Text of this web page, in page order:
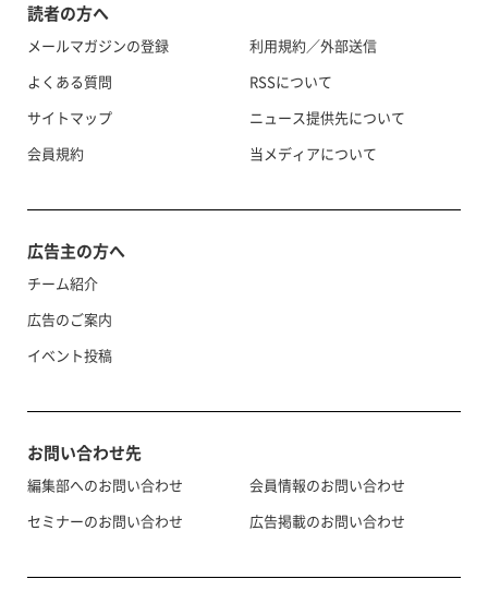
読者の方へ
メールマガジンの登録
よくある質問
サイトマップ
会員規約
利用規約／外部送信
RSSについて
ニュース提供先について
当メディアについて
広告主の方へ
チーム紹介
広告のご案内
イベント投稿
お問い合わせ先
編集部へのお問い合わせ
セミナーのお問い合わせ
会員情報のお問い合わせ
広告掲載のお問い合わせ